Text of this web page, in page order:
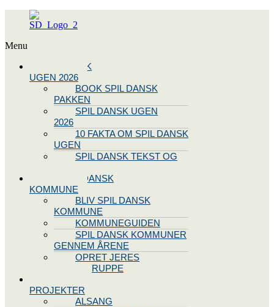
Menu
SPIL DANSK
UGEN 2026
BOOK SPIL DANSK
PAKKEN
SPIL DANSK UGEN
2026
10 FAKTA OM SPIL DANSK
UGEN
SPIL DANSK TEKST OG
BLIV SPIL DANSK
KOMMUNE
BLIV SPIL DANSK
KOMMUNE
KOMMUNEGUIDEN
SPIL DANSK KOMMUNER
GENNEM ÅRENE
OPRET JERES
STYREGRUPPE
PROJEKTER
ALSANG